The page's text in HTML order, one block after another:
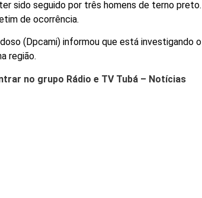
sido seguido por três homens de terno preto.
de ocorrência.
(Dpcami) informou que está investigando o
região.
no grupo Rádio e TV Tubá – Notícias